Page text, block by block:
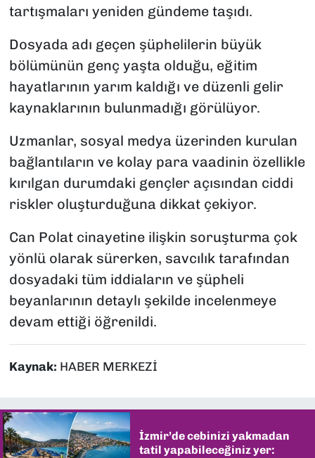
tartışmaları yeniden gündeme taşıdı.
Dosyada adı geçen şüphelilerin büyük
bölümünün genç yaşta olduğu, eğitim
hayatlarının yarım kaldığı ve düzenli gelir
kaynaklarının bulunmadığı görülüyor.
Uzmanlar, sosyal medya üzerinden kurulan
bağlantıların ve kolay para vaadinin özellikle
kırılgan durumdaki gençler açısından ciddi
riskler oluşturduğuna dikkat çekiyor.
Can Polat cinayetine ilişkin soruşturma çok
yönlü olarak sürerken, savcılık tarafından
dosyadaki tüm iddiaların ve şüpheli
beyanlarının detaylı şekilde incelenmeye
devam ettiği öğrenildi.
Kaynak: HABER MERKEZİ
İzmir’de cebinizi yakmadan
tatil yapabileceğiniz yer: